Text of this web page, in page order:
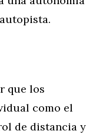
que los
como el
de distancia y